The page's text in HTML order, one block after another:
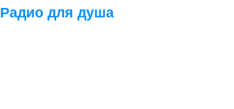
Радио для душа